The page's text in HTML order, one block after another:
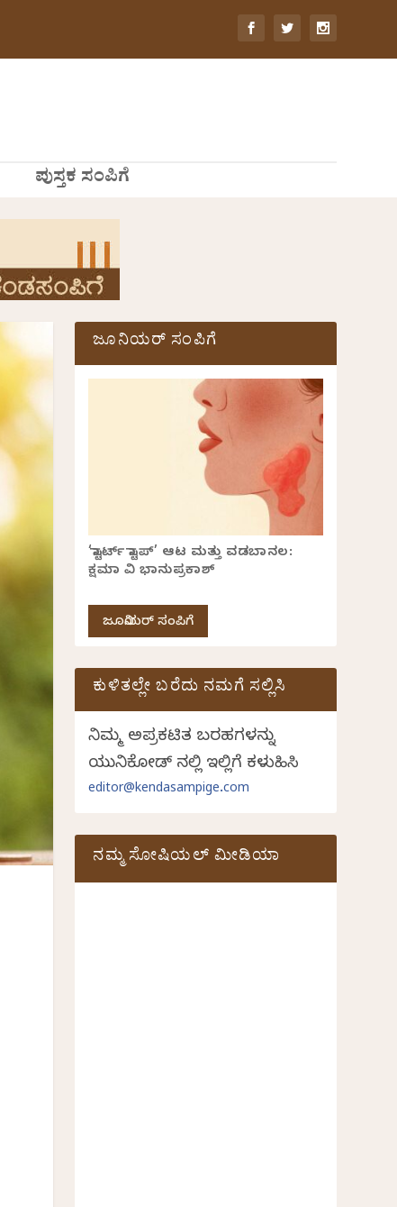
ಪುಸ್ತಕ ಸಂಪಿಗೆ
ಜೂನಿಯರ್ ಸಂಪಿಗೆ
‘ಸ್ಟಾರ್ಟ್ ಸ್ಟಾಪ್’ ಆಟ ಮತ್ತು ವಡಬಾನಲ:
ಕ್ಷಮಾ ವಿ ಭಾನುಪ್ರಕಾಶ್
ಜೂನಿಯರ್ ಸಂಪಿಗೆ
ಕುಳಿತಲ್ಲೇ ಬರೆದು ನಮಗೆ ಸಲ್ಲಿಸಿ
ನಿಮ್ಮ ಅಪ್ರಕಟಿತ ಬರಹಗಳನ್ನು
ಯುನಿಕೋಡ್ ನಲ್ಲಿ ಇಲ್ಲಿಗೆ ಕಳುಹಿಸಿ
editor@kendasampige.com
ನಮ್ಮ ಸೋಷಿಯಲ್‌ ಮೀಡಿಯಾ